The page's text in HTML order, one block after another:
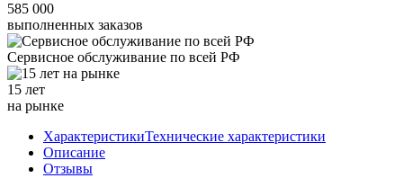
585 000
выполненных заказов
Сервисное обслуживание по всей РФ
15 лет
на рынке
ХарактеристикиТехнические характеристики
Описание
Отзывы